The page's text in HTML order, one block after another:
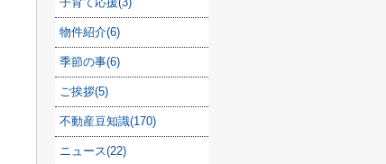
物件紹介(6)
季節の事(6)
ご挨拶(5)
不動産豆知識(170)
ニュース(22)